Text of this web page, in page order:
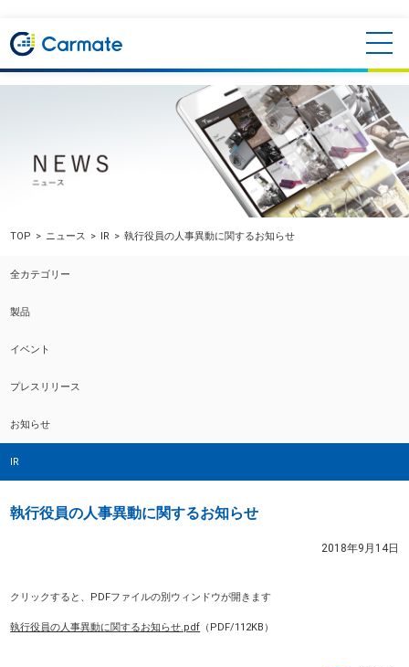
TOP ニュース IR 執行役員の人事異動に関するお知らせ
全カテゴリー
製品
イベント
プレスリリース
お知らせ
IR
執行役員の人事異動に関するお知らせ
2018年9月14日
クリックすると、PDFファイルの別ウィンドウが開きます
執行役員の人事異動に関するお知らせ.pdf （PDF/112KB）